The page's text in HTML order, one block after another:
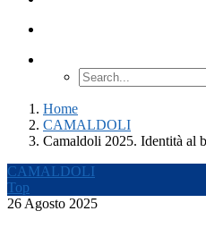
Home
CAMALDOLI
Camaldoli 2025. Identità al
CAMALDOLI
Top
26 Agosto 2025